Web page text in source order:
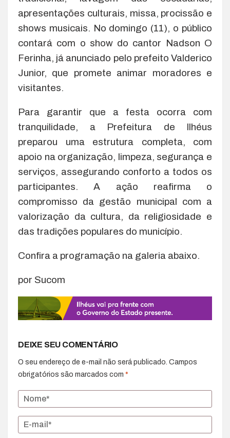
apresentações culturais, missa, procissão e
shows musicais. No domingo (11), o público
contará com o show do cantor Nadson O
Ferinha, já anunciado pelo prefeito Valderico
Junior, que promete animar moradores e
visitantes.
Para garantir que a festa ocorra com
tranquilidade, a Prefeitura de Ilhéus
preparou uma estrutura completa, com
apoio na organização, limpeza, segurança e
serviços, assegurando conforto a todos os
participantes. A ação reafirma o
compromisso da gestão municipal com a
valorização da cultura, da religiosidade e
das tradições populares do município.
Confira a programação na galeria abaixo.
por Sucom
DEIXE SEU COMENTÁRIO
O seu endereço de e-mail não será publicado. Campos
obrigatórios são marcados com *